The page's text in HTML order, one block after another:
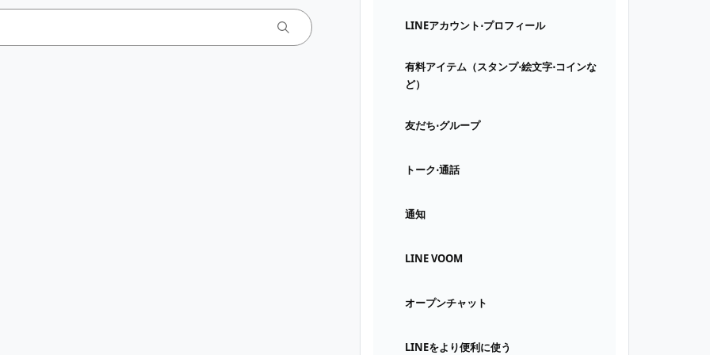
LINEアカウント⋅プロフィール
有料アイテム（スタンプ⋅絵文字⋅コインな
ど）
友だち⋅グループ
トーク⋅通話
通知
LINE VOOM
オープンチャット
LINEをより便利に使う